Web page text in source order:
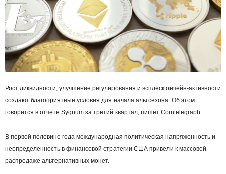
Рост ликвидности, улучшение регулирования и всплеск ончейн-активности
создают благоприятные условия для начала альтсезона. Об этом
говорится в отчете Sygnum за третий квартал, пишет Cointelegraph .
В первой половине года международная политическая напряженность и
неопределенность в финансовой стратегии США привели к массовой
распродаже альтернативных монет.